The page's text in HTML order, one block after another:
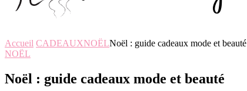
Accueil CADEAUXNOËLNoël : guide cadeaux mode et beauté
NOËL
Noël : guide cadeaux mode et beauté